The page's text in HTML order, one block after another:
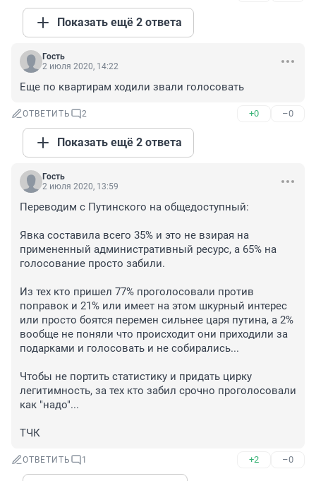
Показать ещё 2 ответа
Гость
2 июля 2020, 14:22
Еще по квартирам ходили звали голосовать
ОТВЕТИТЬ 2 +0 –0
Показать ещё 2 ответа
Гость
2 июля 2020, 13:59
Переводим с Путинского на общедоступный:
Явка составила всего 35% и это не взирая на
примененный административный ресурс, а 65% на
голосование просто забили.
Из тех кто пришел 77% проголосовали против
поправок и 21% или имеет на этом шкурный интерес
или просто боятся перемен сильнее царя путина, а 2%
вообще не поняли что происходит они приходили за
подарками и голосовать и не собирались...
Чтобы не портить статистику и придать цирку
легитимность, за тех кто забил срочно проголосовали
как "надо"...
ТЧК
ОТВЕТИТЬ 1 +2 –0